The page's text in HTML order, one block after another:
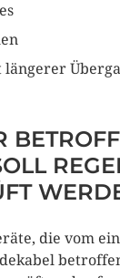
längerer
die vom